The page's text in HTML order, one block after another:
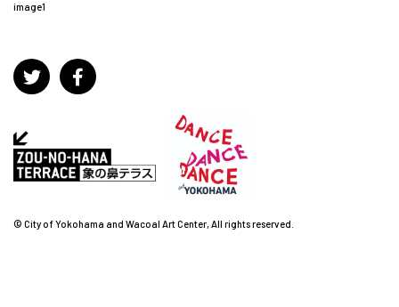
image1
© City of Yokohama and Wacoal Art Center, All rights reserved.